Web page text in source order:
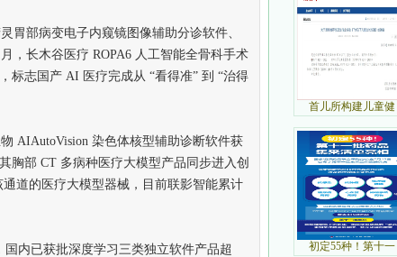
部病变电子内窥镜图像辅助分诊软件、
，长木谷医疗 ROPA6 人工智能全骨科手术
标志国产 AI 医疗完成从 “看得准” 到 “治得
AIAutoVision 染色体核型辅助诊断软件获
胸部 CT 多病种医疗大模型产品同步进入创
道的医疗大模型器械，目前联影智能累计
内已获批深度学习三类独立软件产品超